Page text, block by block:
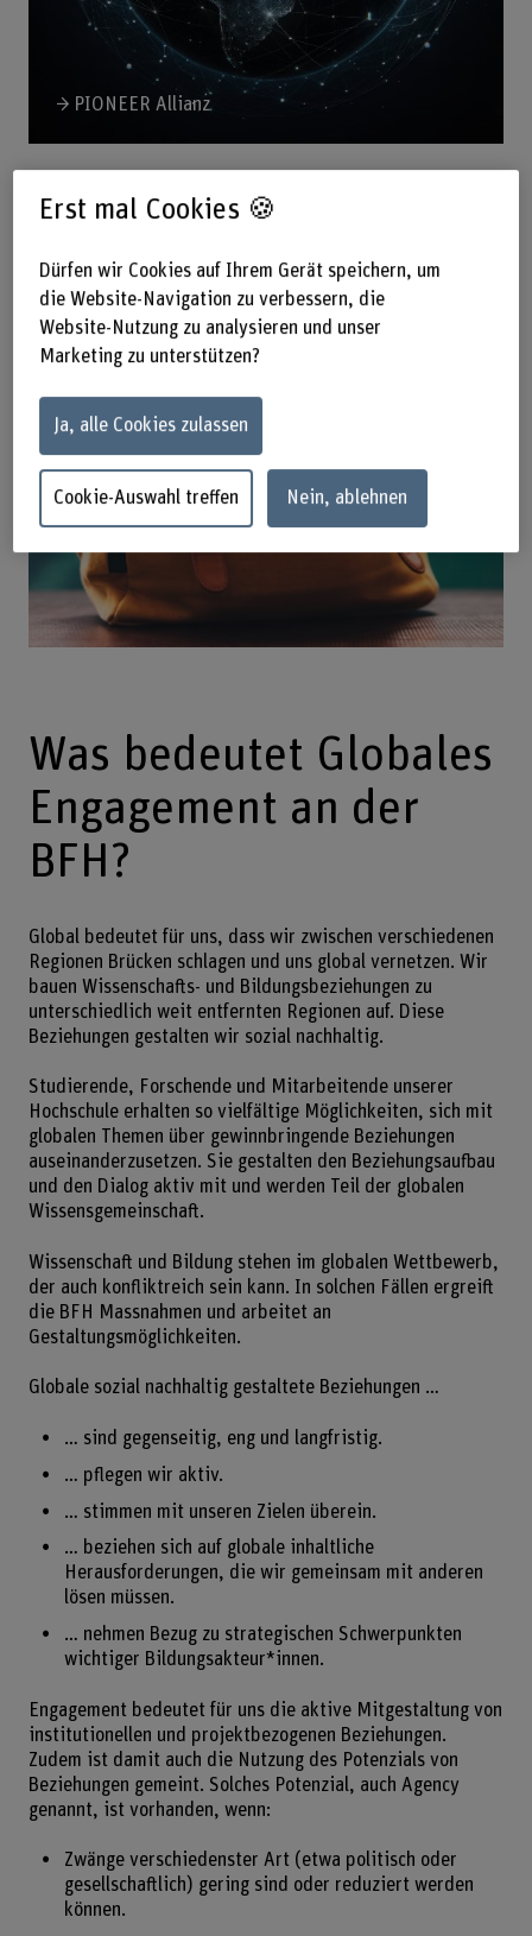
PIONEER Allianz
Globale Kompetenz + Mobilität
Was bedeutet Globales
Engagement an der
BFH?
Global bedeutet für uns, dass wir zwischen verschiedenen
Regionen Brücken schlagen und uns global vernetzen. Wir
bauen Wissenschafts- und Bildungsbeziehungen zu
unterschiedlich weit entfernten Regionen auf. Diese
Beziehungen gestalten wir sozial nachhaltig.
Studierende, Forschende und Mitarbeitende unserer
Hochschule erhalten so vielfältige Möglichkeiten, sich mit
globalen Themen über gewinnbringende Beziehungen
auseinanderzusetzen. Sie gestalten den Beziehungsaufbau
und den Dialog aktiv mit und werden Teil der globalen
Wissensgemeinschaft.
Wissenschaft und Bildung stehen im globalen Wettbewerb,
der auch konfliktreich sein kann. In solchen Fällen ergreift
die BFH Massnahmen und arbeitet an
Gestaltungsmöglichkeiten.
Globale sozial nachhaltig gestaltete Beziehungen …
… sind gegenseitig, eng und langfristig.
… pflegen wir aktiv.
… stimmen mit unseren Zielen überein.
… beziehen sich auf globale inhaltliche
Herausforderungen, die wir gemeinsam mit anderen
lösen müssen.
… nehmen Bezug zu strategischen Schwerpunkten
wichtiger Bildungsakteur*innen.
Engagement bedeutet für uns die aktive Mitgestaltung von
institutionellen und projektbezogenen Beziehungen.
Zudem ist damit auch die Nutzung des Potenzials von
Beziehungen gemeint. Solches Potenzial, auch Agency
genannt, ist vorhanden, wenn:
Zwänge verschiedenster Art (etwa politisch oder
gesellschaftlich) gering sind oder reduziert werden
können.
Erst mal Cookies 🍪
Dürfen wir Cookies auf Ihrem Gerät speichern, um
die Website-Navigation zu verbessern, die
Website-Nutzung zu analysieren und unser
Marketing zu unterstützen?
Ja, alle Cookies zulassen
Cookie-Auswahl treffen Nein, ablehnen